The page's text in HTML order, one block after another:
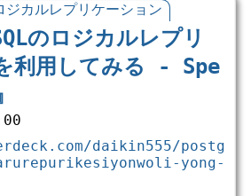
ジカルレプリケーション
のロジカルレプリ
利用してみる - Spe
daikin555/postg
yong-